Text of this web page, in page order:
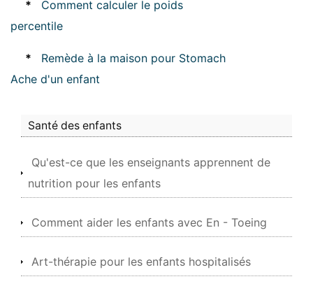
*
Comment calculer le poids
percentile
*
Remède à la maison pour Stomach
Ache d'un enfant
Santé des enfants
Qu'est-ce que les enseignants apprennent de
nutrition pour les enfants
Comment aider les enfants avec En - Toeing
Art-thérapie pour les enfants hospitalisés